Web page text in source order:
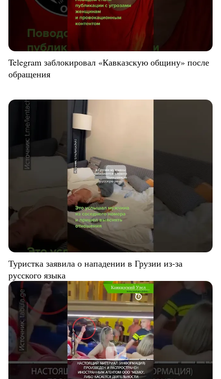
Telegram заблокировал «Кавказскую общину» после
обращения
Туристка заявила о нападении в Грузии из-за
русского языка